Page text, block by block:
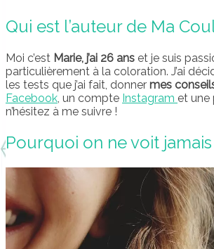
Qui est l’auteur de Ma
Moi c’est Marie, j’ai 26 ans et je suis
particulièrement à la coloration. J’ai
les tests que j’ai fait, donner mes
Facebook, un compte Instagram et une
n’hésitez à me suivre !
Pourquoi on ne voit